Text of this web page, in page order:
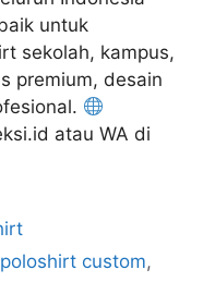
untuk
sekolah, kampus,
premium, desain
atau WA di
custom,